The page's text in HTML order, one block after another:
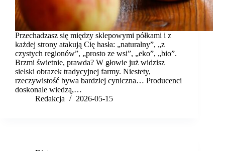
Przechadzasz się między sklepowymi półkami i z
każdej strony atakują Cię hasła: „naturalny”, „z
czystych regionów”, „prosto ze wsi”, „eko”, „bio”.
Brzmi świetnie, prawda? W głowie już widzisz
sielski obrazek tradycyjnej farmy. Niestety,
rzeczywistość bywa bardziej cyniczna… Producenci
doskonale wiedzą,…
Redakcja
2026-05-15